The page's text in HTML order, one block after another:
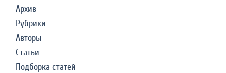
Архив
Рубрики
Авторы
Статьи
Подборка статей